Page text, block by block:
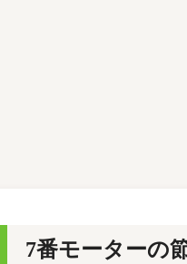
ボートデータ
7番モーターの